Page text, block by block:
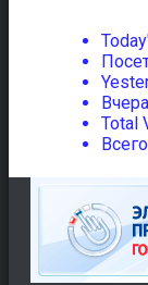
Total